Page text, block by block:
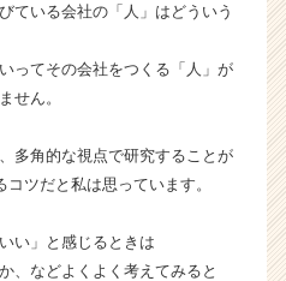
ている会社の「人」はどういう
ってその会社をつくる「人」が
せん。
多角的な視点で研究することが
コツだと私は思っています。
い」と感じるときは
、などよくよく考えてみると